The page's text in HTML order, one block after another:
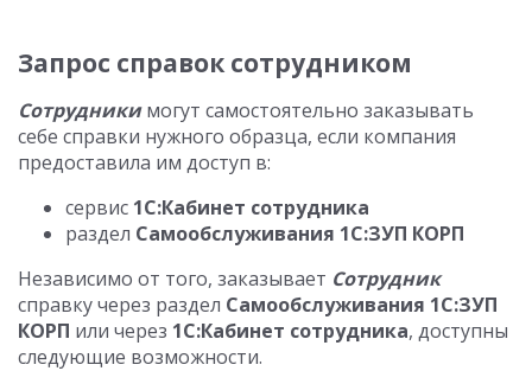
Запрос справок сотрудником
Сотрудникимогут самостоятельно заказывать
себе справки нужного образца, если компания
предоставила им доступ в:
сервис 1С:Кабинет сотрудника
раздел Самообслуживания 1С:ЗУП КОРП
Независимо от того, заказывает Сотрудник
справку через раздел Самообслуживания 1С:ЗУП
КОРП или через 1С:Кабинет сотрудника, доступны
следующие возможности.